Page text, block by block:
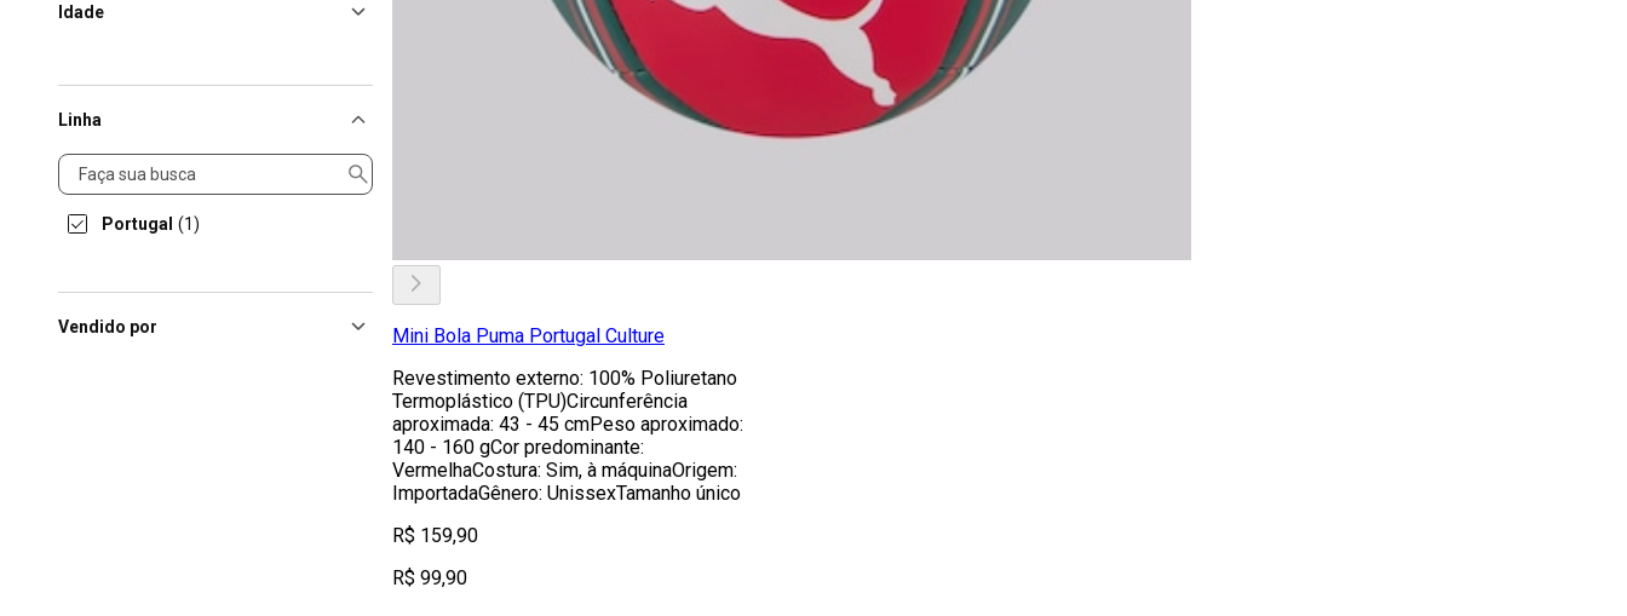
Idade
Linha
Linha
Portugal (1)
Vendido por
Mini Bola Puma Portugal Culture
Revestimento externo: 100% Poliuretano
Termoplástico (TPU)Circunferência
aproximada: 43 - 45 cmPeso aproximado:
140 - 160 gCor predominante:
VermelhaCostura: Sim, à máquinaOrigem:
ImportadaGênero: UnissexTamanho único
R$ 159,90
R$ 99,90